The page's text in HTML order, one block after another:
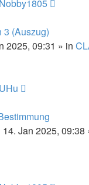
Nobby1805
3 (Auszug)
2025, 09:31 » in
UHu
14. Jan 2025, 09:38